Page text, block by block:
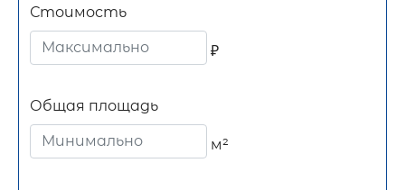
Стоимость
₽
Общая площадь
м²